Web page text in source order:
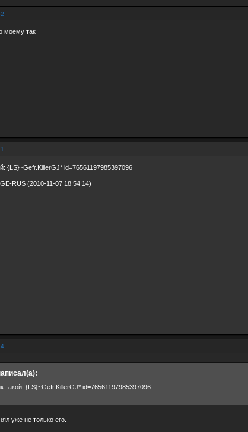
моему так
{LS}~Gefr.KillerGJ* id=76561197985397096
RUS (2010-11-07 18:54:14)
такой: {LS}~Gefr.KillerGJ* id=76561197985397096
уже не только его.